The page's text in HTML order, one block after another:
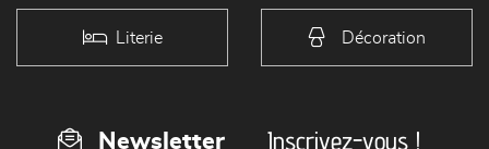
Literie Décoration
Newsletter Inscrivez-vous !